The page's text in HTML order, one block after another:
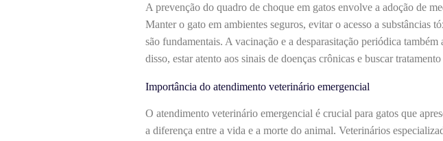
A prevenção do quadro de choque em gatos envolve a adoção de
Manter o gato em ambientes seguros, evitar o acesso a substâncias
são fundamentais. A vacinação e a desparasitação periódica
disso, estar atento aos sinais de doenças crônicas e buscar
Importância do atendimento veterinário emergencial
O atendimento veterinário emergencial é crucial para gatos que
a diferença entre a vida e a morte do animal. Veterinários